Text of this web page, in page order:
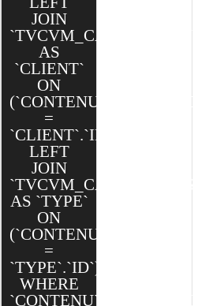
JOIN
`TVCVM_CAKE`.`CLIENTS`
AS
`CLIENT`
ON
(`CONTENU`.`CLIENT_ID`
=
`CLIENT`.`ID`)
LEFT
JOIN
`TVCVM_CAKE`.`TYPES`
AS `TYPE`
ON
(`CONTENU`.`TYPE_ID`
=
`TYPE`.`ID`)
WHERE
`CONTENU`.`CATEGORIE_ID`